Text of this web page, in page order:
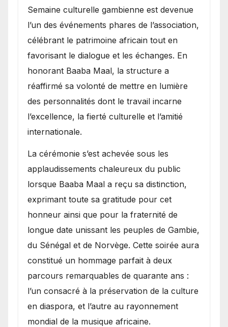
Semaine culturelle gambienne est devenue
l’un des événements phares de l’association,
célébrant le patrimoine africain tout en
favorisant le dialogue et les échanges. En
honorant Baaba Maal, la structure a
réaffirmé sa volonté de mettre en lumière
des personnalités dont le travail incarne
l’excellence, la fierté culturelle et l’amitié
internationale.
​La cérémonie s’est achevée sous les
applaudissements chaleureux du public
lorsque Baaba Maal a reçu sa distinction,
exprimant toute sa gratitude pour cet
honneur ainsi que pour la fraternité de
longue date unissant les peuples de Gambie,
du Sénégal et de Norvège. Cette soirée aura
constitué un hommage parfait à deux
parcours remarquables de quarante ans :
l’un consacré à la préservation de la culture
en diaspora, et l’autre au rayonnement
mondial de la musique africaine.